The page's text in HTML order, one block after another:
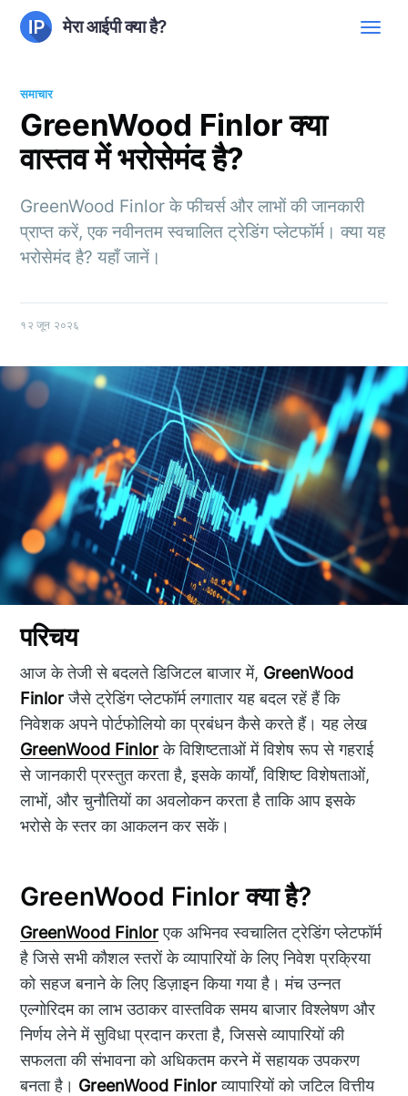
मेरा आईपी क्या है?
समाचार
GreenWood Finlor क्या
वास्तव में भरोसेमंद है?
GreenWood Finlor के फीचर्स और लाभों की जानकारी
प्राप्त करें, एक नवीनतम स्वचालित ट्रेडिंग प्लेटफॉर्म। क्या यह
भरोसेमंद है? यहाँ जानें।
१२ जून २०२६
परिचय
आज के तेजी से बदलते डिजिटल बाजार में, GreenWood
Finlorजैसे ट्रेडिंग प्लेटफॉर्म लगातार यह बदल रहें हैं कि
निवेशक अपने पोर्टफोलियो का प्रबंधन कैसे करते हैं। यह लेख
GreenWood Finlorके विशिष्टताओं में विशेष रूप से गहराई
से जानकारी प्रस्तुत करता है, इसके कार्यों, विशिष्ट विशेषताओं,
लाभों, और चुनौतियों का अवलोकन करता है ताकि आप इसके
भरोसे के स्तर का आकलन कर सकें।
GreenWood Finlor क्या है?
GreenWood Finlorएक अभिनव स्वचालित ट्रेडिंग प्लेटफॉर्म
है जिसे सभी कौशल स्तरों के व्यापारियों के लिए निवेश प्रक्रिया
को सहज बनाने के लिए डिज़ाइन किया गया है। मंच उन्नत
एल्गोरिदम का लाभ उठाकर वास्तविक समय बाजार विश्लेषण और
निर्णय लेने में सुविधा प्रदान करता है, जिससे व्यापारियों की
सफलता की संभावना को अधिकतम करने में सहायक उपकरण
बनता है। GreenWood Finlorव्यापारियों को जटिल वित्तीय